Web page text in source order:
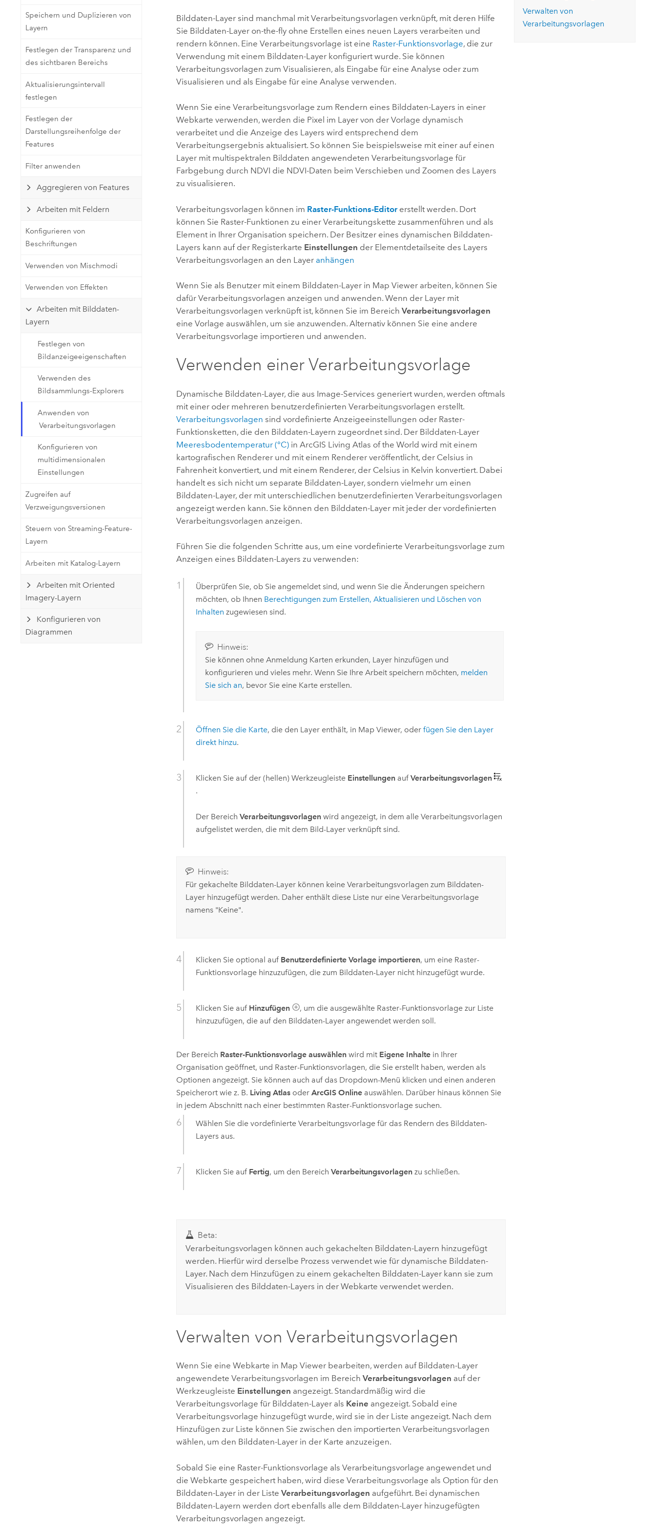
Developer-Technologie
räumliche Analyse
Alle Produkte
aktivieren Sie eine kostenfreie Testversion.
ArcGIS Pro erkunden
Alle Branchen
Infrastrukturmanagement erkunden
Den Kurs erkunden
Alle Storys
Die Story lesen
Speichern und Duplizieren von
Layern
Festlegen der Transparenz und
des sichtbaren Bereichs
Aktualisierungsintervall
festlegen
Festlegen der
Darstellungsreihenfolge der
Features
Filter anwenden
Aggregieren von Features
Arbeiten mit Feldern
Konfigurieren von
Beschriftungen
Verwenden von Mischmodi
Verwenden von Effekten
Arbeiten mit Bilddaten-
Layern
Festlegen von
Bildanzeigeeigenschaften
Verwenden des
Bildsammlungs-Explorers
Anwenden von
Verarbeitungsvorlagen
Konfigurieren von
multidimensionalen
Einstellungen
Zugreifen auf
Verzweigungsversionen
Steuern von Streaming-Feature-
Layern
Arbeiten mit Katalog-Layern
Arbeiten mit Oriented
Imagery-Layern
Konfigurieren von
Diagrammen
Bilddaten-Layer sind manchmal mit Verarbeitungsvorlagen verknüpft, mit deren Hilfe
Sie Bilddaten-Layer on-the-fly ohne Erstellen eines neuen Layers verarbeiten und
rendern können. Eine Verarbeitungsvorlage ist eine Raster-Funktionsvorlage, die zur
Verwendung mit einem Bilddaten-Layer konfiguriert wurde. Sie können
Verarbeitungsvorlagen zum Visualisieren, als Eingabe für eine Analyse oder zum
Visualisieren und als Eingabe für eine Analyse verwenden.
Wenn Sie eine Verarbeitungsvorlage zum Rendern eines Bilddaten-Layers in einer
Webkarte verwenden, werden die Pixel im Layer von der Vorlage dynamisch
verarbeitet und die Anzeige des Layers wird entsprechend dem
Verarbeitungsergebnis aktualisiert. So können Sie beispielsweise mit einer auf einen
Layer mit multispektralen Bilddaten angewendeten Verarbeitungsvorlage für
Farbgebung durch NDVI die NDVI-Daten beim Verschieben und Zoomen des Layers
zu visualisieren.
Verarbeitungsvorlagen können im Raster-Funktions-Editorerstellt werden. Dort
können Sie Raster-Funktionen zu einer Verarbeitungskette zusammenführen und als
Element in Ihrer Organisation speichern. Der Besitzer eines dynamischen Bilddaten-
Layers kann auf der Registerkarte Einstellungen der Elementdetailseite des Layers
Verarbeitungsvorlagen an den Layer anhängen
Wenn Sie als Benutzer mit einem Bilddaten-Layer in Map Viewer arbeiten, können Sie
dafür Verarbeitungsvorlagen anzeigen und anwenden. Wenn der Layer mit
Verarbeitungsvorlagen verknüpft ist, können Sie im BereichVerarbeitungsvorlagen
eine Vorlage auswählen, um sie anzuwenden. Alternativ können Sie eine andere
Verarbeitungsvorlage importieren und anwenden.
Verwenden einer Verarbeitungsvorlage
Dynamische Bilddaten-Layer, die aus Image-Services generiert wurden, werden oftmals
mit einer oder mehreren benutzerdefinierten Verarbeitungsvorlagen erstellt.
Verarbeitungsvorlagen sind vordefinierte Anzeigeeinstellungen oder Raster-
Funktionsketten, die den Bilddaten-Layern zugeordnet sind. Der Bilddaten-Layer
Meeresbodentemperatur (°C) inArcGIS Living Atlas of the World wird mit einem
kartografischen Renderer und mit einem Renderer veröffentlicht, der Celsius in
Fahrenheit konvertiert, und mit einem Renderer, der Celsius in Kelvin konvertiert. Dabei
handelt es sich nicht um separate Bilddaten-Layer, sondern vielmehr um einen
Bilddaten-Layer, der mit unterschiedlichen benutzerdefinierten Verarbeitungsvorlagen
angezeigt werden kann. Sie können den Bilddaten-Layer mit jeder der vordefinierten
Verarbeitungsvorlagen anzeigen.
Führen Sie die folgenden Schritte aus, um eine vordefinierte Verarbeitungsvorlage zum
Anzeigen eines Bilddaten-Layers zu verwenden:
Überprüfen Sie, ob Sie angemeldet sind, und wenn Sie die Änderungen speichern
möchten, ob Ihnen Berechtigungen zum Erstellen, Aktualisieren und Löschen von
Inhalten zugewiesen sind.
Hinweis:
Sie können ohne Anmeldung Karten erkunden, Layer hinzufügen und
konfigurieren und vieles mehr. Wenn Sie Ihre Arbeit speichern möchten, melden
Sie sich an, bevor Sie eine Karte erstellen.
Öffnen Sie die Karte, die den Layer enthält, in Map Viewer, oderfügen Sie den Layer
direkt hinzu.
Klicken Sie auf der (hellen) Werkzeugleiste Einstellungen aufVerarbeitungsvorlagen
.
Der BereichVerarbeitungsvorlagen wird angezeigt, in dem alle Verarbeitungsvorlagen
aufgelistet werden, die mit dem Bild-Layer verknüpft sind.
Hinweis:
Für gekachelte Bilddaten-Layer können keine Verarbeitungsvorlagen zum Bilddaten-
Layer hinzugefügt werden. Daher enthält diese Liste nur eine Verarbeitungsvorlage
namens "Keine".
Klicken Sie optional auf Benutzerdefinierte Vorlage importieren, um eine Raster-
Funktionsvorlage hinzuzufügen, die zum Bilddaten-Layer nicht hinzugefügt wurde.
Klicken Sie auf Hinzufügen
, um die ausgewählte Raster-Funktionsvorlage zur Liste
hinzuzufügen, die auf den Bilddaten-Layer angewendet werden soll.
Der Bereich Raster-Funktionsvorlage auswählen wird mit Eigene Inhalte in Ihrer
Organisation geöffnet, und Raster-Funktionsvorlagen, die Sie erstellt haben, werden als
Optionen angezeigt. Sie können auch auf das Dropdown-Menü klicken und einen anderen
Speicherort wie z. B. Living Atlas oderArcGIS Online auswählen. Darüber hinaus können Sie
in jedem Abschnitt nach einer bestimmten Raster-Funktionsvorlage suchen.
Wählen Sie die vordefinierte Verarbeitungsvorlage für das Rendern des Bilddaten-
Layers aus.
Klicken Sie auf Fertig, um den BereichVerarbeitungsvorlagen zu schließen.
Beta:
Verarbeitungsvorlagen können auch gekachelten Bilddaten-Layern hinzugefügt
werden. Hierfür wird derselbe Prozess verwendet wie für dynamische Bilddaten-
Layer. Nach dem Hinzufügen zu einem gekachelten Bilddaten-Layer kann sie zum
Visualisieren des Bilddaten-Layers in der Webkarte verwendet werden.
Verwalten von Verarbeitungsvorlagen
Wenn Sie eine Webkarte in Map Viewer bearbeiten, werden auf Bilddaten-Layer
angewendete Verarbeitungsvorlagen im BereichVerarbeitungsvorlagen auf der
Werkzeugleiste Einstellungen angezeigt. Standardmäßig wird die
Verarbeitungsvorlage für Bilddaten-Layer als Keine angezeigt. Sobald eine
Verarbeitungsvorlage hinzugefügt wurde, wird sie in der Liste angezeigt. Nach dem
Hinzufügen zur Liste können Sie zwischen den importierten Verarbeitungsvorlagen
wählen, um den Bilddaten-Layer in der Karte anzuzeigen.
Sobald Sie eine Raster-Funktionsvorlage als Verarbeitungsvorlage angewendet und
die Webkarte gespeichert haben, wird diese Verarbeitungsvorlage als Option für den
Bilddaten-Layer in der ListeVerarbeitungsvorlagen aufgeführt. Bei dynamischen
Bilddaten-Layern werden dort ebenfalls alle dem Bilddaten-Layer hinzugefügten
Verarbeitungsvorlagen angezeigt.
Verwalten von
Verarbeitungsvorlagen